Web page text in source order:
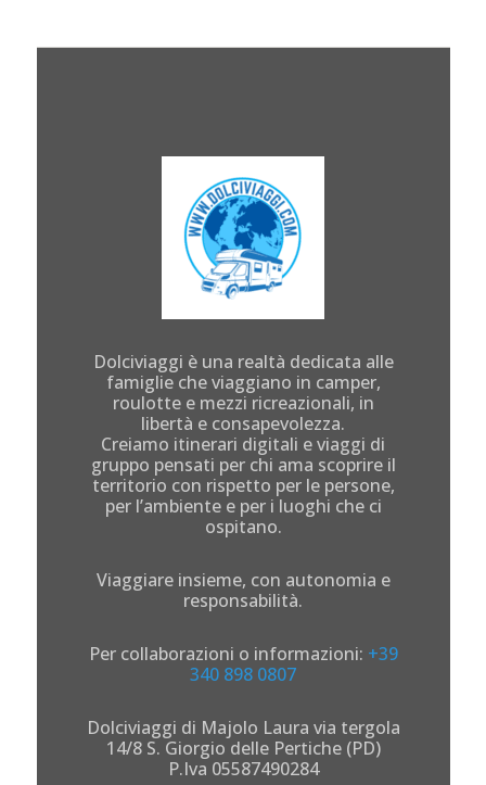
Dolciviaggi è una realtà dedicata alle
famiglie che viaggiano in camper,
roulotte e mezzi ricreazionali, in
libertà e consapevolezza.
Creiamo itinerari digitali e viaggi di
gruppo pensati per chi ama scoprire il
territorio con rispetto per le persone,
per l’ambiente e per i luoghi che ci
ospitano.
Viaggiare insieme, con autonomia e
responsabilità.
Per collaborazioni o informazioni: +39
340 898 0807
Dolciviaggi di Majolo Laura via tergola
14/8 S. Giorgio delle Pertiche (PD)
P.Iva 05587490284